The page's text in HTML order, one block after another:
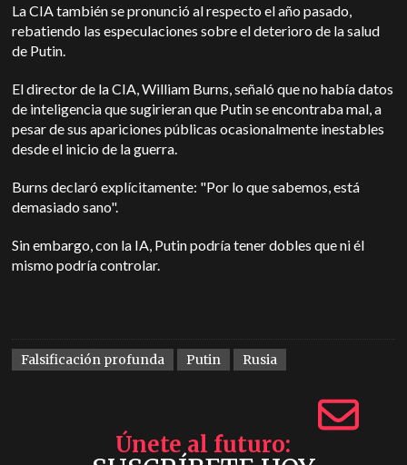
La CIA también se pronunció al respecto el año pasado,
rebatiendo las especulaciones sobre el deterioro de la salud
de Putin.
El director de la CIA, William Burns, señaló que no había datos
de inteligencia que sugirieran que Putin se encontraba mal, a
pesar de sus apariciones públicas ocasionalmente inestables
desde el inicio de la guerra.
Burns declaró explícitamente: "Por lo que sabemos, está
demasiado sano".
Sin embargo, con la IA, Putin podría tener dobles que ni él
mismo podría controlar.
Falsificación profunda Putin Rusia
Únete al futuro